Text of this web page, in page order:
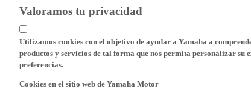
Valoramos tu privacidad
Utilizamos cookies con el objetivo de ayudar a Yamaha a
productos y servicios de tal forma que nos permita personalizar su
preferencias.
Cookies en el sitio web de Yamaha Motor